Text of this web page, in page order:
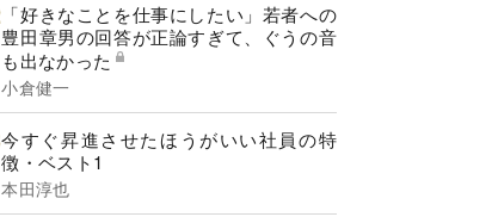
「好きなことを仕事にしたい」若者への
豊田章男の回答が正論すぎて、ぐうの音
も出なかった
小倉健一
今すぐ昇進させたほうがいい社員の特
徴・ベスト1
本田淳也